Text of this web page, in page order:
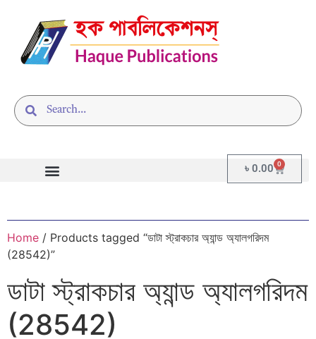
৳ 0.00 0
Home / Products tagged “ডাটা স্ট্রাকচার অ্যান্ড অ্যালগরিদম
(28542)”
ডাটা স্ট্রাকচার অ্যান্ড অ্যালগরিদম
(28542)